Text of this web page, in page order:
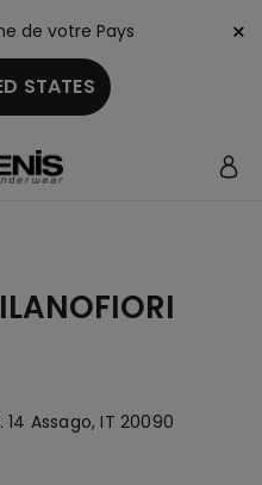
de votre Pays
STATES
×
Assago, IT20090